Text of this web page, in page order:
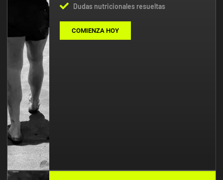
Dudas nutricionales resueltas
COMIENZA HOY